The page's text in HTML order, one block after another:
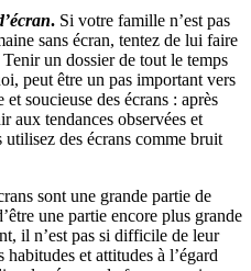
. Si votre famille n’est pas
sans écran, tentez de lui faire
un dossier de tout le temps
peut être un pas important vers
soucieuse des écrans : après
aux tendances observées et
des écrans comme bruit
sont une grande partie de
une partie encore plus grande
il n’est pas si difficile de leur
et attitudes à l’égard